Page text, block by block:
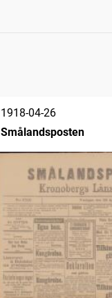
1918-04-26
Smålandsposten